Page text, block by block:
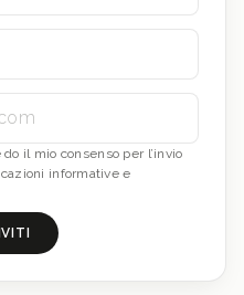
do il mio consenso per l’invio
informative e